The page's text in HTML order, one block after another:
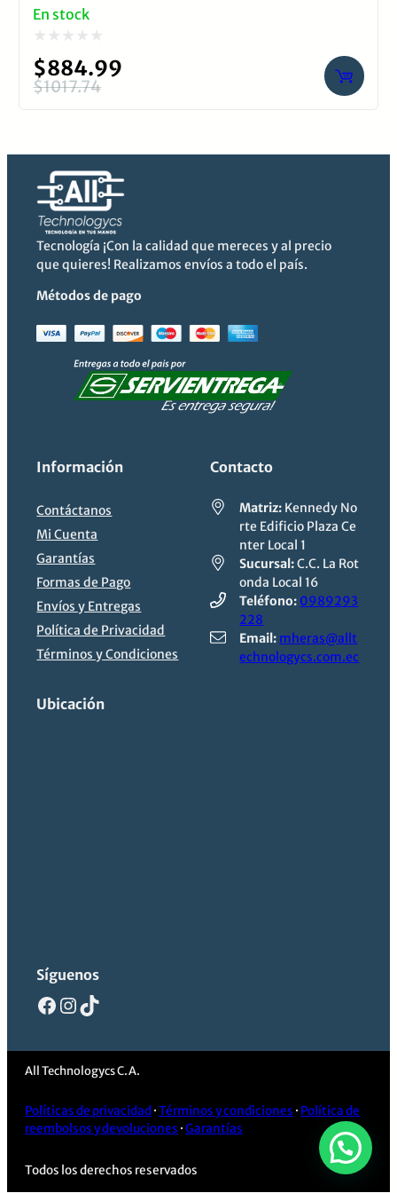
En stock
Valorado
con
$1017.74
original
era:
$1017.74.
$884.99
actual
es:
$884.99.
Tecnología ¡Con la calidad que mereces y al precio
que quieres! Realizamos envíos a todo el país.
Métodos de pago
Información
Contáctanos
Mi Cuenta
Garantías
Formas de Pago
Envíos y Entregas
Política de Privacidad
Términos y Condiciones
Contacto
Matriz: Kennedy No
rte Edificio Plaza Ce
nter Local 1
Sucursal:C.C. La Rot
onda Local 16
Teléfono: 0989293
228
Email: mheras@allt
echnologycs.com.ec
Ubicación
Síguenos
Facebook
Instagram
TikTok
All Technologycs C.A.
Políticas de privacidad ·Términos y condiciones · Política de
reembolsos y devoluciones ·Garantías
Todos los derechos reservados